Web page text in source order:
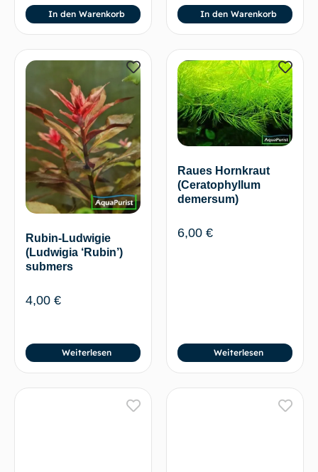
In den Warenkorb In den Warenkorb
Rubin-Ludwigie
(Ludwigia ‘Rubin’)
submers
4,00 €
Weiterlesen
Raues Hornkraut
(Ceratophyllum
demersum)
6,00 €
Weiterlesen